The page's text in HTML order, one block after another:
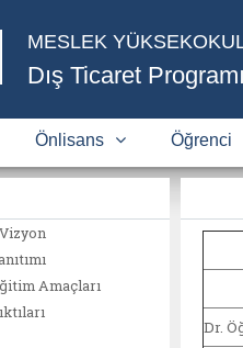
MESLEK
Dış Ticaret Programı
Önlisans Öğrenci
Amaçları
Dr.